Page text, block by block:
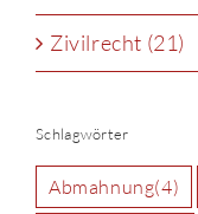
Zivilrecht (21)
Schlagwörter
Abmahnung(4)